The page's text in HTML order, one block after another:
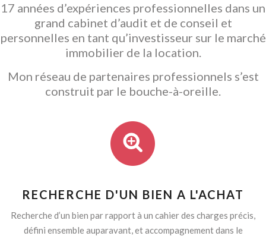
17 années d’expériences professionnelles dans un
grand cabinet d’audit et de conseil et
personnelles en tant qu’investisseur sur le marché
immobilier de la location.
Mon réseau de partenaires professionnels s’est
construit par le bouche-à-oreille.
RECHERCHE D'UN BIEN A L'ACHAT
Recherche d’un bien par rapport à un cahier des charges précis,
défini ensemble auparavant, et accompagnement dans le